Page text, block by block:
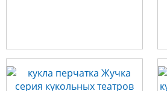
Теремок,
Лиса и